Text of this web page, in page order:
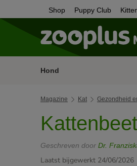
Shop Puppy Club
Hond
Magazine Kat Gezondheid
Kattenbeet
Geschreven door Dr.
Laatst bijgewerkt 24/06/2026